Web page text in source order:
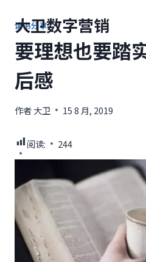
大卫数字营销
读书分享
要理想也要踏
后感
作者大卫 15 8 月, 2019
阅读: 244